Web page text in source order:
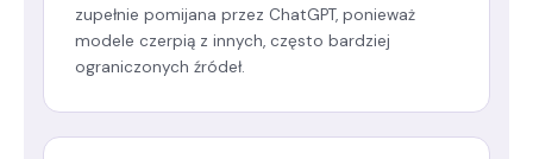
zupełnie pomijana przez ChatGPT, ponieważ
modele czerpią z innych, często bardziej
ograniczonych źródeł.